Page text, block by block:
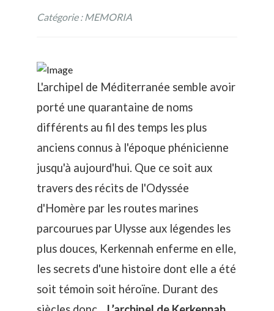
Catégorie : MEMORIA
L'archipel de Méditerranée semble avoir
porté une quarantaine de noms
différents au fil des temps les plus
anciens connus à l'époque phénicienne
jusqu'à aujourd'hui. Que ce soit aux
travers des récits de l'Odyssée
d'Homère par les routes marines
parcourues par Ulysse aux légendes les
plus douces, Kerkennah enferme en elle,
les secrets d'une histoire dont elle a été
soit témoin soit héroïne. Durant des